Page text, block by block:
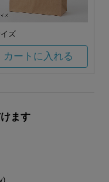
ズ
カートに入れる
ます